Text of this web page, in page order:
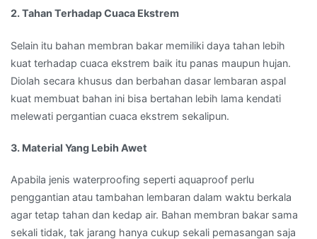
2. Tahan Terhadap Cuaca Ekstrem
Selain itu bahan membran bakar memiliki daya tahan lebih
kuat terhadap cuaca ekstrem baik itu panas maupun hujan.
Diolah secara khusus dan berbahan dasar lembaran aspal
kuat membuat bahan ini bisa bertahan lebih lama kendati
melewati pergantian cuaca ekstrem sekalipun.
3. Material Yang Lebih Awet
Apabila jenis waterproofing seperti aquaproof perlu
penggantian atau tambahan lembaran dalam waktu berkala
agar tetap tahan dan kedap air. Bahan membran bakar sama
sekali tidak, tak jarang hanya cukup sekali pemasangan saja